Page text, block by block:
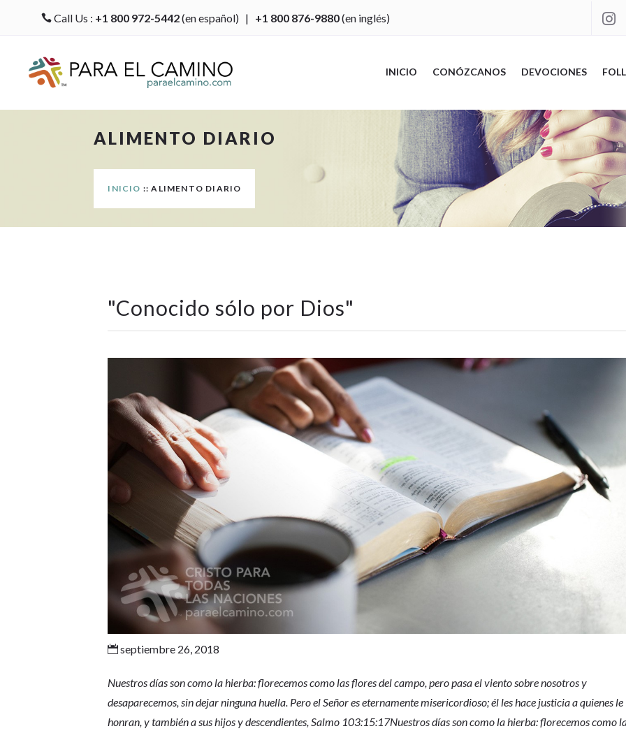
Call Us : +1 800 972-5442(en español) | +1 800 876-9880(en inglés) 
INICIO CONÓZCANOS DEVOCIONES
ALIMENTO DIARIO
INICIO :: ALIMENTO DIARIO
"Conocido sólo por Dios"
 septiembre 26, 2018
Nuestros días son como la hierba: florecemos como las flores del campo, pero pasa el viento sobre nosotros y
desaparecemos, sin dejar ninguna huella. Pero el Señor es eternamente misericordioso; él les hace justicia a quienes le
honran, y también a sus hijos y descendientes, Salmo 103:15:17Nuestros días son como la hierba: florecemos como